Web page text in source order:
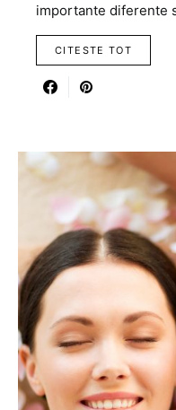
importante diferente
CITESTE TOT